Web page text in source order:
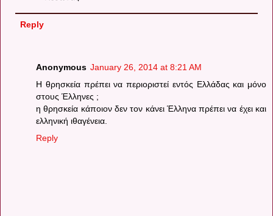
Reply
Anonymous January 26, 2014 at 8:21 AM
Η θρησκεία πρέπει να περιοριστεί εντός Ελλάδας και μόνο
στους Έλληνες ;
η θρησκεία κάποιον δεν τον κάνει Έλληνα πρέπει να έχει και
ελληνική ιθαγένεια.
Reply